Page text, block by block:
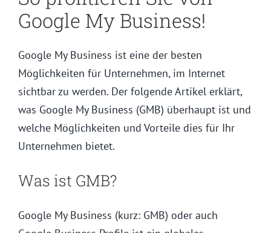
Google My Business!
Google My Business ist eine der besten
Möglichkeiten für Unternehmen, im Internet
sichtbar zu werden. Der folgende Artikel erklärt,
was Google My Business (GMB) überhaupt ist und
welche Möglichkeiten und Vorteile dies für Ihr
Unternehmen bietet.
Was ist GMB?
Google My Business (kurz: GMB) oder auch